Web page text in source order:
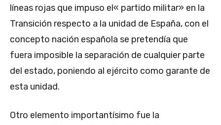
líneas rojas que impuso el« partido militar» en la
Transición respecto a la unidad de España, con el
concepto nación española se pretendía que
fuera imposible la separación de cualquier parte
del estado, poniendo al ejército como garante de
esta unidad.
Otro elemento importantísimo fue la